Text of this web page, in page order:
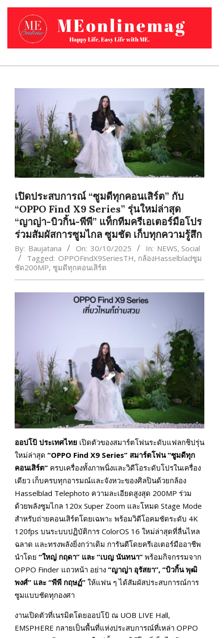
Skip
content
Primary
เปิดประสบการณ์ “ซูมดีทุกคอนเสิร์ต” กับ
“OPPO Find X9 Series” รุ่นใหม่ล่าสุด
“ญาญ่า-บิวกิ้น-พีพี” แท็กทีมครีเอเตอร์มือโปร
ร่วมสัมผัสการซูมไกล ซูมชัด เก็บทุกความรู้สึก
By: Baujatana On: 30/10/2025 In: NEWS, Social
Tagged: OPPOFindX9SeriesTH, กล้องHasselbladซูม
ชัด200MP, ซูมดีทุกคอนเสิร์ต
ออปโป้ ประเทศไทย เปิดตัวของสมาร์ตโฟนระดับแฟลกชิปรุ่น
ใหม่ล่าสุด “OPPO Find X9 Series” สมาร์ตโฟน “ซูมดีทุก
คอนเสิร์ต” ครบเครื่องทั้งภาพนิ่งและวิดีโอระดับโปรในเครื่อง
เดียว เก็บครบทุกอารมณ์และจังหวะของศิลปินด้วยกล้อง
Hasselblad Telephoto ความละเอียดสูงสุด 200MP ร่วม
ด้วยพลังซูมไกล 120x Super Zoom และโหมด Stage Mode
สำหรับถ่ายคอนเสิร์ตโดยเฉพาะ พร้อมวิดีโอคมชัดระดับ 4K
120fps บนระบบปฏิบัติการ ColorOS 16 ใหม่ล่าสุดที่ลื่นไหล
ฉลาด และทรงพลังยิ่งกว่าเดิม การันตีโดยครีเอเตอร์มืออาชีพ
นำโดย “ใหญ่ กฤดา” และ “เบญ นันทนา” พร้อมกิจกรรมจาก
OPPO Finder แถวหน้า อย่าง “ญาญ่า อุรัสยา”, “บิวกิ้น พุฒิ
พงศ์” และ “พีพี กฤษฏ์” ให้แฟน ๆ ได้สัมผัสประสบการณ์การ
ซูมแบบชัดทุกองศา
งานเปิดตัวที่เนรมิตโดยออปโป้ ณ UOB LIVE Hall,
EMSPHERE กลายเป็นพื้นที่แห่งประสบการณ์ที่เหล่า OPPO